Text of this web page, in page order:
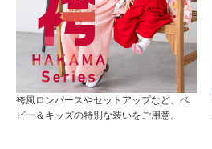
袴風ロンパースやセットアップなど、ベ
ビー＆キッズの特別な装いをご用意。